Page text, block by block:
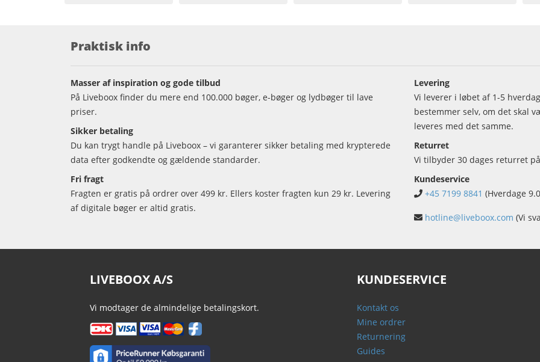
Praktisk info
Masser af inspiration og gode tilbud
På Liveboox finder du mere end 100.000 bøger, e-bøger og lydbøger til lave
priser.
Sikker betaling
Du kan trygt handle på Liveboox – vi garanterer sikker betaling med krypterede
data efter godkendte og gældende standarder.
Fri fragt
Fragten er gratis på ordrer over 499 kr. Ellers koster fragten kun 29 kr. Levering
af digitale bøger er altid gratis.
Levering
Vi leverer i løbet af 1-5
bestemmer selv, om det skal
leveres med det samme.
Returret
Vi tilbyder 30 dages returret
Kundeservice
+45 7199 8841 (Hverdage
hotline@liveboox.com (Vi
LIVEBOOX A/S
Vi modtager de almindelige betalingskort.
KUNDESERVICE
Kontakt os
Mine ordrer
Returnering
Guides